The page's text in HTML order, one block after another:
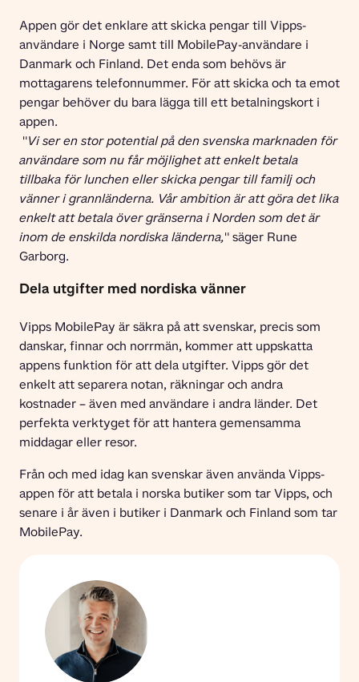
Appen gör det enklare att skicka pengar till Vipps-
användare i Norge samt till MobilePay-användare i
Danmark och Finland. Det enda som behövs är
mottagarens telefonnummer. För att skicka och ta emot
pengar behöver du bara lägga till ett betalningskort i
appen.
"Vi ser en stor potential på den svenska marknaden för
användare som nu får möjlighet att enkelt betala
tillbaka för lunchen eller skicka pengar till familj och
vänner i grannländerna. Vår ambition är att göra det lika
enkelt att betala över gränserna i Norden som det är
inom de enskilda nordiska länderna," säger Rune
Garborg.
Dela utgifter med nordiska vänner
Vipps MobilePay är säkra på att svenskar, precis som
danskar, finnar och norrmän, kommer att uppskatta
appens funktion för att dela utgifter. Vipps gör det
enkelt att separera notan, räkningar och andra
kostnader – även med användare i andra länder. Det
perfekta verktyget för att hantera gemensamma
middagar eller resor.
Från och med idag kan svenskar även använda Vipps-
appen för att betala i norska butiker som tar Vipps, och
senare i år även i butiker i Danmark och Finland som tar
MobilePay.